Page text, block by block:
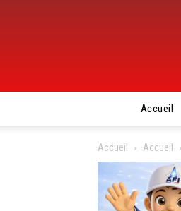
Accueil
Accueil Accueil